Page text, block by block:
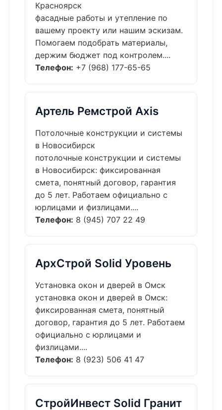
Красноярск
фасадные работы и утепление по
вашему проекту или нашим эскизам.
Помогаем подобрать материалы,
держим бюджет под контролем....
Телефон: +7 (968) 177-65-65
Артель Ремстрой Axis
Потолочные конструкции и системы
в Новосибирск
потолочные конструкции и системы
в Новосибирск: фиксированная
смета, понятный договор, гарантия
до 5 лет. Работаем официально с
юрлицами и физлицами....
Телефон: 8 (945) 707 22 49
АрхСтрой Solid Уровень
Установка окон и дверей в Омск
установка окон и дверей в Омск:
фиксированная смета, понятный
договор, гарантия до 5 лет. Работаем
официально с юрлицами и
физлицами....
Телефон: 8 (923) 506 41 47
СтройИнвест Solid Гранит